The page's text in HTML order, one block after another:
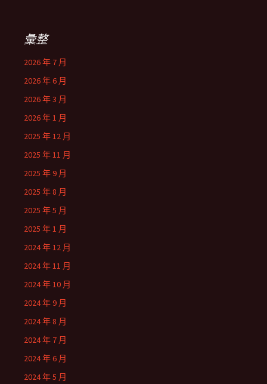
彙整
2026 年 7 月
2026 年 6 月
2026 年 3 月
2026 年 1 月
2025 年 12 月
2025 年 11 月
2025 年 9 月
2025 年 8 月
2025 年 5 月
2025 年 1 月
2024 年 12 月
2024 年 11 月
2024 年 10 月
2024 年 9 月
2024 年 8 月
2024 年 7 月
2024 年 6 月
2024 年 5 月